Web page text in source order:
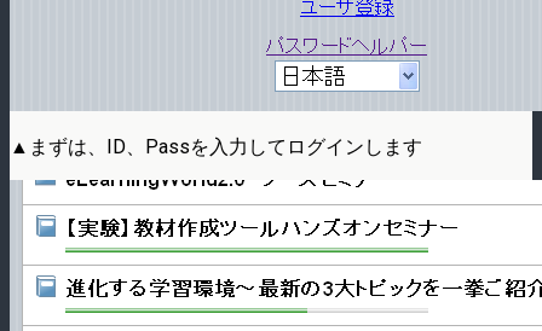
▲まずは、ID、Passを入力してログインします